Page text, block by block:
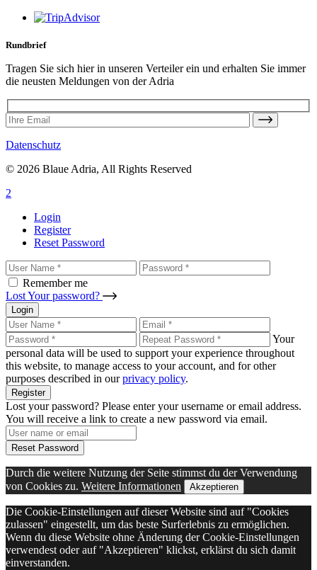
Rundbrief
Tragen Sie sich hier in unseren Verteiler ein und erhalten Sie immer
die neusten Meldungen von der Adria
Datenschutz
© 2026 Blaue Adria, All Rights Reserved
Login
Register
Reset Password
Remember me
Lost Your password?
Login
Your
personal data will be used to support your experience throughout
this website, to manage access to your account, and for other
purposes described in ourprivacy policy.
Register
Lost your password? Please enter your username or email address.
You will receive a link to create a new password via email.
Reset Password
Durch die weitere Nutzung der Seite stimmst du der Verwendung
von Cookies zu. Weitere Informationen Akzeptieren
Die Cookie-Einstellungen auf dieser Website sind auf "Cookies
zulassen" eingestellt, um das beste Surferlebnis zu ermöglichen.
Wenn du diese Website ohne Änderung der Cookie-Einstellungen
verwendest oder auf "Akzeptieren" klickst, erklärst du sich damit
einverstanden.